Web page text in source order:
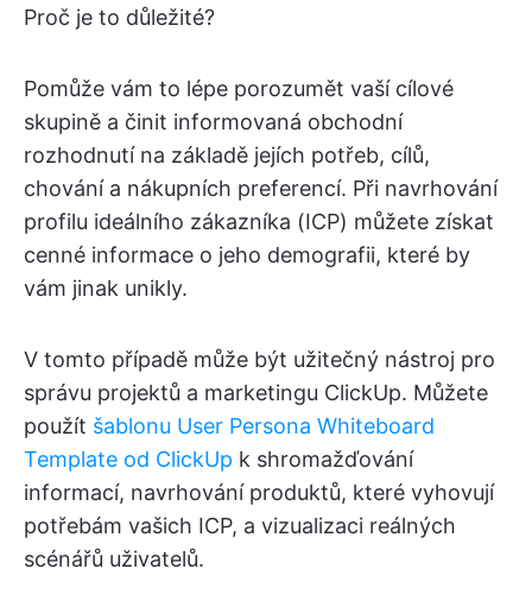
Proč je to důležité?
Pomůže vám to lépe porozumět vaší cílové
skupině a činit informovaná obchodní
rozhodnutí na základě jejích potřeb, cílů,
chování a nákupních preferencí. Při navrhování
profilu ideálního zákazníka (ICP) můžete získat
cenné informace o jeho demografii, které by
vám jinak unikly.
V tomto případě může být užitečný nástroj pro
správu projektů a marketingu ClickUp. Můžete
použít šablonu User Persona Whiteboard
Template od ClickUp k shromažďování
informací, navrhování produktů, které vyhovují
potřebám vašich ICP, a vizualizaci reálných
scénářů uživatelů.